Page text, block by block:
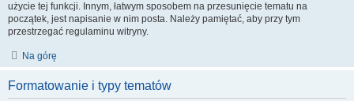
użycie tej funkcji. Innym, łatwym sposobem na przesunięcie tematu na
początek, jest napisanie w nim posta. Należy pamiętać, aby przy tym
przestrzegać regulaminu witryny.
Na górę
Formatowanie i typy tematów